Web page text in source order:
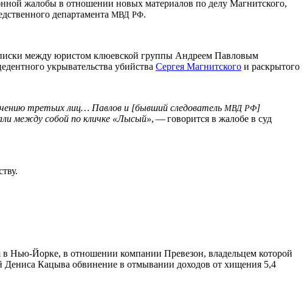
жалобы в отношении новых материалов по делу Магнитского,
департамента МВД РФ.
между юристом клюевской группы Андреем Павловым
укрывательства убийства Сергея Магнитского и раскрытого
третьих лиц… Павлов и [бывший следователь МВД РФ]
между собой по кличке «Лысый», — говорится в жалобе в суд
в Нью-Йорке, в отношении компании Превезон, владельцем которой
Кацыва обвинение в отмывании доходов от хищения 5,4